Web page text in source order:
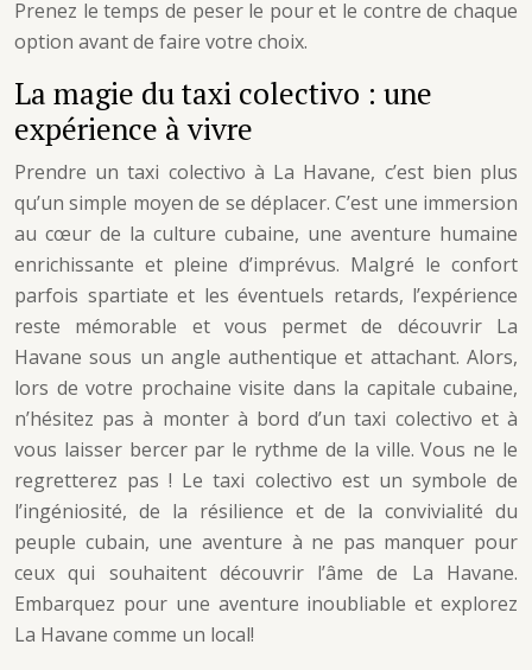
Prenez le temps de peser le pour et le contre de chaque
option avant de faire votre choix.
La magie du taxi colectivo : une
expérience à vivre
Prendre un taxi colectivo à La Havane, c’est bien plus
qu’un simple moyen de se déplacer. C’est une immersion
au cœur de la culture cubaine, une aventure humaine
enrichissante et pleine d’imprévus. Malgré le confort
parfois spartiate et les éventuels retards, l’expérience
reste mémorable et vous permet de découvrir La
Havane sous un angle authentique et attachant. Alors,
lors de votre prochaine visite dans la capitale cubaine,
n’hésitez pas à monter à bord d’un taxi colectivo et à
vous laisser bercer par le rythme de la ville. Vous ne le
regretterez pas ! Le taxi colectivo est un symbole de
l’ingéniosité, de la résilience et de la convivialité du
peuple cubain, une aventure à ne pas manquer pour
ceux qui souhaitent découvrir l’âme de La Havane.
Embarquez pour une aventure inoubliable et explorez
La Havane comme un local!